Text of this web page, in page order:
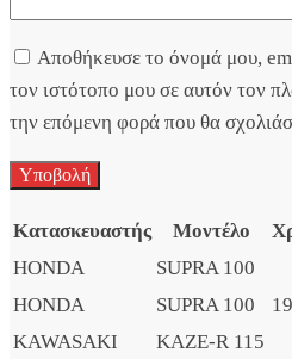
Αποθήκευσε το όνομά μου,
τον ιστότοπο μου σε αυτόν τον
την επόμενη φορά που θα
Κατασκευαστής Μοντέλο
HONDA
SUPRA 100
HONDA
SUPRA 100
KAWASAKI
KAZE-R 115